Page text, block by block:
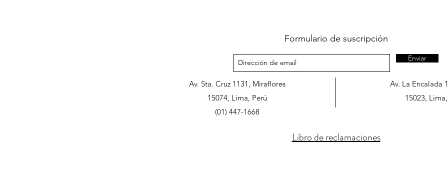
Formulario de suscripción
Enviar
Av. Sta. Cruz 1131, Miraflores
15074, Lima, Perú
Av. La Encalada
15023,
(01) 447-1668
Libro de reclamaciones